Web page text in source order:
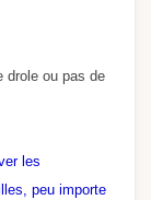
drole ou pas de
les
peu importe